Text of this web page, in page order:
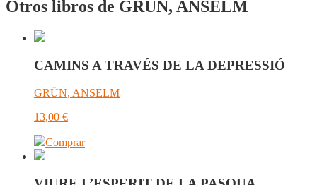
Otros libros de GRÜN, ANSELM
CAMINS A TRAVÉS DE LA DEPRESSIÓ
GRÜN, ANSELM
13,00 €
Comprar